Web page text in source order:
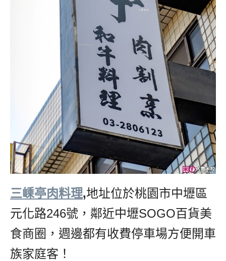
三嵊亭肉料理,地址位於桃園市中壢區
元化路246號，鄰近中壢SOGO百貨美
食商圈，週邊都有收費停車場方便開車
族家庭客！